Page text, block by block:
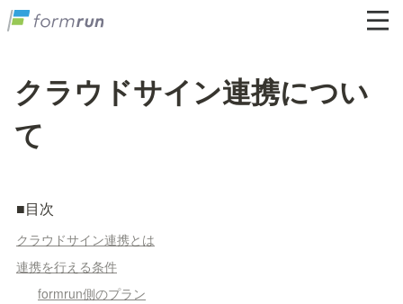
クラウドサイン連携につい
て
■目次
クラウドサイン連携とは
連携を行える条件
formrun側のプラン